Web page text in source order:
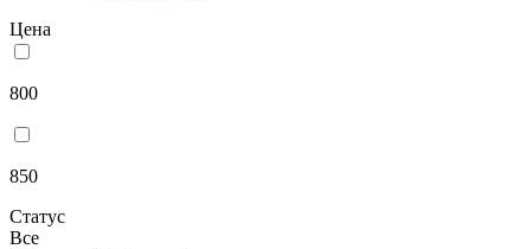
Цена
800
850
Статус
Все